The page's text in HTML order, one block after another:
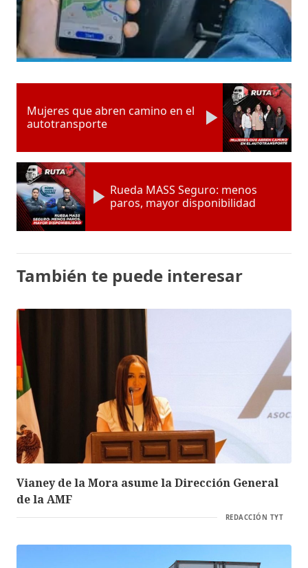
Mujeres que abren camino en el
autotransporte
Rueda MASS Seguro: menos
paros, mayor disponibilidad
También te puede interesar
Vianey de la Mora asume la Dirección General
de la AMF
REDACCIÓN TYT